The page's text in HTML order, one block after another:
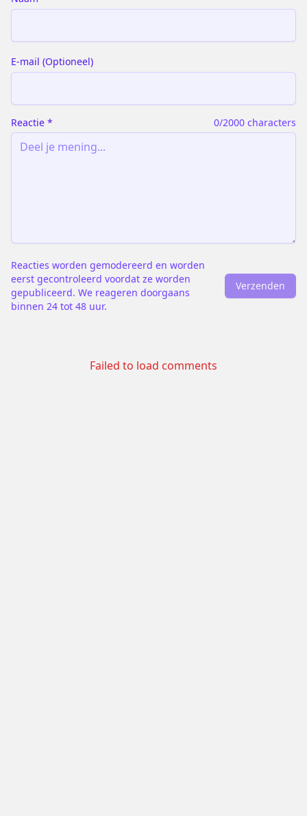
E-mail (Optioneel)
Reactie * 0/2000 characters
Reacties worden gemodereerd en worden
eerst gecontroleerd voordat ze worden
gepubliceerd. We reageren doorgaans
binnen 24 tot 48 uur.
Verzenden
Failed to load comments